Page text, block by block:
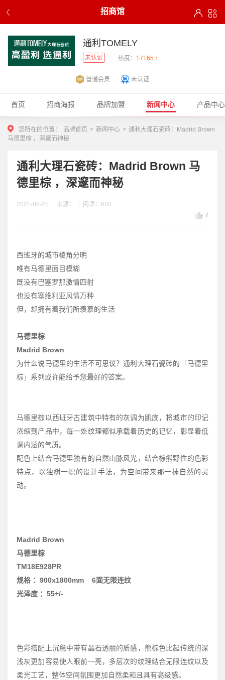
招商馆
通利TOMELY
未认证 热度： 17165 ↑
普通会员 未认证
首页 招商海报 品牌加盟 新闻中心 产品中心
您所在的位置： 品牌首页 > 新闻中心 > 通利大理石瓷砖：Madrid Brown
马德里棕 ，深邃而神秘
通利大理石瓷砖：Madrid Brown 马
德里棕 ，深邃而神秘
2021-05-27 来源：
阅读：650
7
西班牙的城市棱角分明
唯有马德里面目模糊
既没有巴塞罗那激情四射
也没有塞维利亚风情万种
但，却拥有着我们所羡慕的生活
马德里棕
Madrid Brown
为什么说马德里的生活不可思议？通利大理石瓷砖的「马德里
棕」系列或许能给予您最好的答案。
马德里棕以西班牙古建筑中特有的灰调为肌底，将城市的印记
浓缩到产品中，每一处纹理都似承载着历史的记忆，彰显着低
调内涵的气质。
配色上结合马德里独有的自然山脉风光，结合棕熊野性的色彩
特点，以独树一帜的设计手法，为空间带来那一抹自然的灵
动。
Madrid Brown
马德里棕
TM18E928PR
规格 ：900x1800mm 6面无限连纹
光泽度 ：55+/-
色彩搭配上沉稳中带有晶石透丽的质感，熊棕色比起传统的深
浅灰更加容易使人眼前一亮，多层次的纹理结合无限连纹以及
柔光工艺，整体空间氛围更加自然柔和且具有高级感。